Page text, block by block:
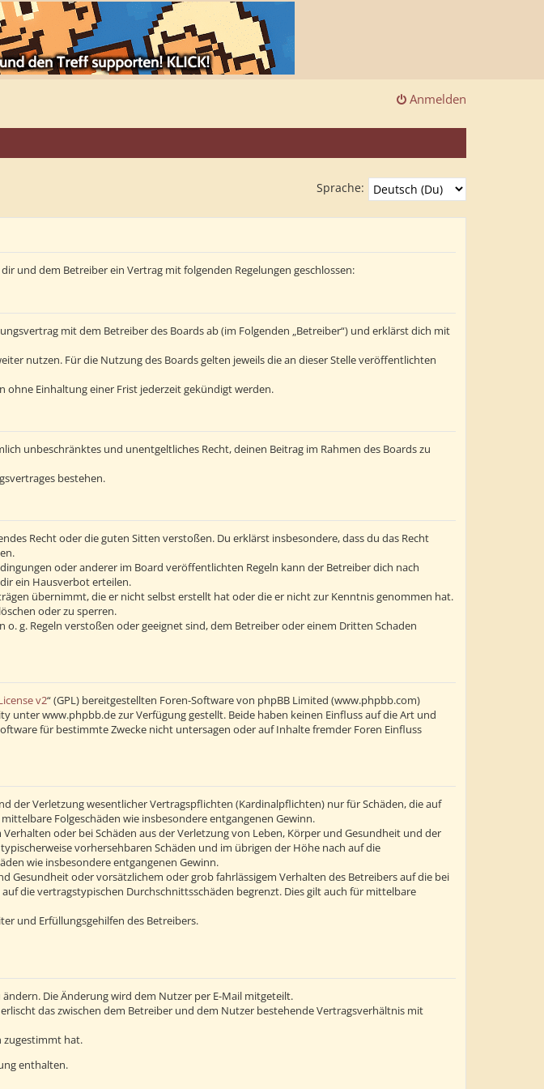
Anmelden
Sprache:
und dem Betreiber ein Vertrag mit folgenden Regelungen geschlossen:
mit dem Betreiber des Boards ab (im Folgenden „Betreiber“) und erklärst dich mit
nutzen. Für die Nutzung des Boards gelten jeweils die an dieser Stelle veröffentlichten
Einhaltung einer Frist jederzeit gekündigt werden.
unbeschränktes und unentgeltliches Recht, deinen Beitrag im Rahmen des Boards zu
bestehen.
Recht oder die guten Sitten verstoßen. Du erklärst insbesondere, dass du das Recht
oder anderer im Board veröffentlichten Regeln kann der Betreiber dich nach
ein Hausverbot erteilen.
übernimmt, die er nicht selbst erstellt hat oder die er nicht zur Kenntnis genommen hat.
oder zu sperren.
g. Regeln verstoßen oder geeignet sind, dem Betreiber oder einem Dritten Schaden
v2“ (GPL) bereitgestellten Foren-Software von phpBB Limited (www.phpbb.com)
www.phpbb.de zur Verfügung gestellt. Beide haben keinen Einfluss auf die Art und
für bestimmte Zwecke nicht untersagen oder auf Inhalte fremder Foren Einfluss
der Verletzung wesentlicher Vertragspflichten (Kardinalpflichten) nur für Schäden, die auf
Folgeschäden wie insbesondere entgangenen Gewinn.
oder bei Schäden aus der Verletzung von Leben, Körper und Gesundheit und der
vorhersehbaren Schäden und im übrigen der Höhe nach auf die
wie insbesondere entgangenen Gewinn.
oder vorsätzlichem oder grob fahrlässigem Verhalten des Betreibers auf die bei
die vertragstypischen Durchschnittsschäden begrenzt. Dies gilt auch für mittelbare
und Erfüllungsgehilfen des Betreibers.
Die Änderung wird dem Nutzer per E-Mail mitgeteilt.
das zwischen dem Betreiber und dem Nutzer bestehende Vertragsverhältnis mit
zugestimmt hat.
enthalten.